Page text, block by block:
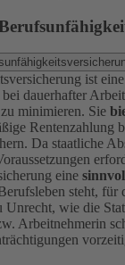
ist
dauerhafter
minimieren. Sie
Rentenzahlung
Da staatliche
eine
steht, für
wie die
Arbeitnehmerin